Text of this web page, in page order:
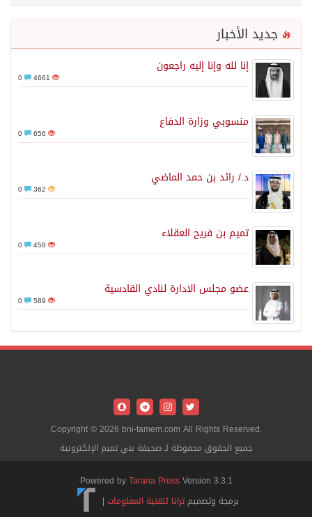
جديد الأخبار
إنا لله وإنا إليه راجعون
4661
منسوبي وزارة الدفاع
656
د./ رائد بن حمد الماضي
362
تميم بن فريح العقلاء
458
عضو مجلس الادارة لنادي القادسية
589
Copyright © 2026 bni-tamem.com All Rights Reserved.
جميع الحقوق محفوظة لـ صحيفة بني تميم الإلكترونية
Powered byTarana PressVersion 3.3.1
برمجة وتصميمترانا لتقنية المعلومات |